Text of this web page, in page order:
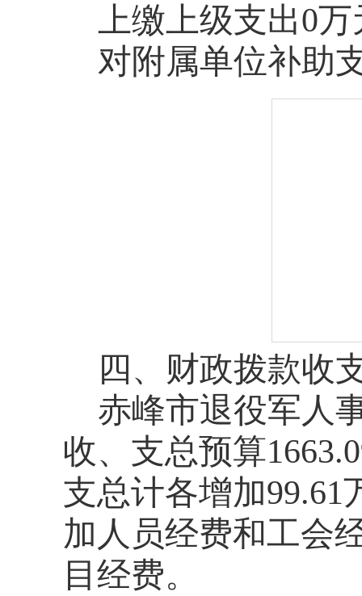
上缴上级支出0
对附属单位补助
四、财政拨款收
赤峰市退役军人
收、支总预算
支总计各增加99.61
加人员经费和工会
目经费。